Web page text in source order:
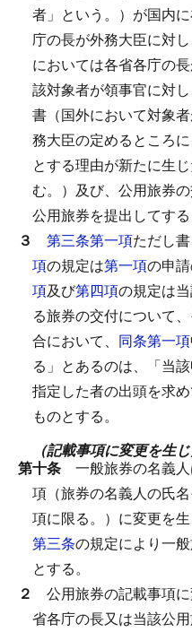
者」という。）が国内
庁の長が外務大臣に対
においては各省各庁の
該対象者が領事官に対
書（国外において対象
務大臣の定めるところ
とする理由が新たに生
む。）及び、公用旅券
公用旅券を提出してする
３ 第三条第一項ただし書
項の規定は第一項の申請
項及び第四項の規定は
る旅券の交付について、
合において、 同条第一項
る」とあるのは、「当
指定した者の出頭を求
ものとする。
（記載事項に変更を生
第十条 一般旅券の名義
項（旅券の名義人の氏
項に限る。）に変更を
第三条の規定により一
とする。
２ 公用旅券の記載事項
省各庁の長又は当該公